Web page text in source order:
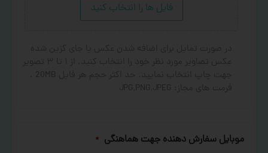
فایل ها را انتخاب کنید
موبایل سفارش دهنده جهت هماهنگی *